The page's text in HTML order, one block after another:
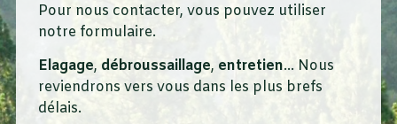
Pour nous contacter, vous pouvez utiliser
notre formulaire.
Elagage, débroussaillage, entretien… Nous
reviendrons vers vous dans les plus brefs
délais.